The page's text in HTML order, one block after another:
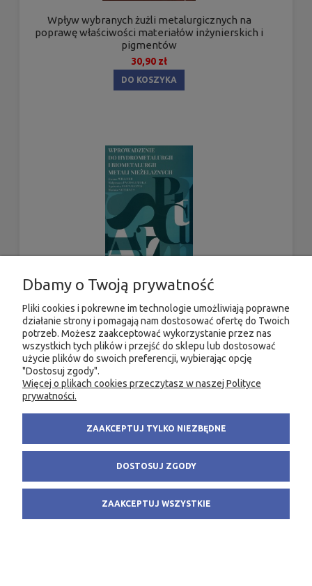
Wpływ wybranych żużli metalurgicznych na
poprawę właściwości materiałów inżynierskich i
pigmentów
30,90 zł
DO KOSZYKA
Wprowadzenie do hydrometalurgii i
biometalurgii metali nieżelaznych
49,00 zł
DO KOSZYKA
Dbamy o Twoją prywatność
Pliki cookies i pokrewne im technologie umożliwiają poprawne
działanie strony i pomagają nam dostosować ofertę do Twoich
potrzeb. Możesz zaakceptować wykorzystanie przez nas
wszystkich tych plików i przejść do sklepu lub dostosować
użycie plików do swoich preferencji, wybierając opcję
"Dostosuj zgody".
Więcej o plikach cookies przeczytasz w naszej Polityce
prywatności.
ZAAKCEPTUJ TYLKO NIEZBĘDNE
DOSTOSUJ ZGODY
ZAAKCEPTUJ WSZYSTKIE